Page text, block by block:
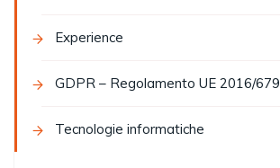
Experience
GDPR – Regolamento UE 2016/679
Tecnologie informatiche